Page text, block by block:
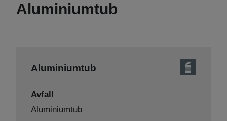
Aluminiumtub
Aluminiumtub
Avfall
Aluminiumtub